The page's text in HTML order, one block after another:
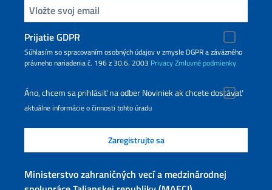
Zadajte vašu emailovú adresu
Prijatie GDPR
Súhlasím so spracovaním osobných údajov v zmysle DGPR a záväzného
právneho nariadenia č. 196 z 30.6. 2003 PrivacyZmluvné podmienky
Áno, chcem sa prihlásiť na odber Noviniek ak chcete dostávať
aktuálne informácie o činnosti tohto úradu
Ministerstvo zahraničných vecí a medzinárodnej